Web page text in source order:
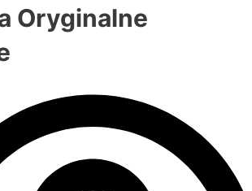
Oryginalne